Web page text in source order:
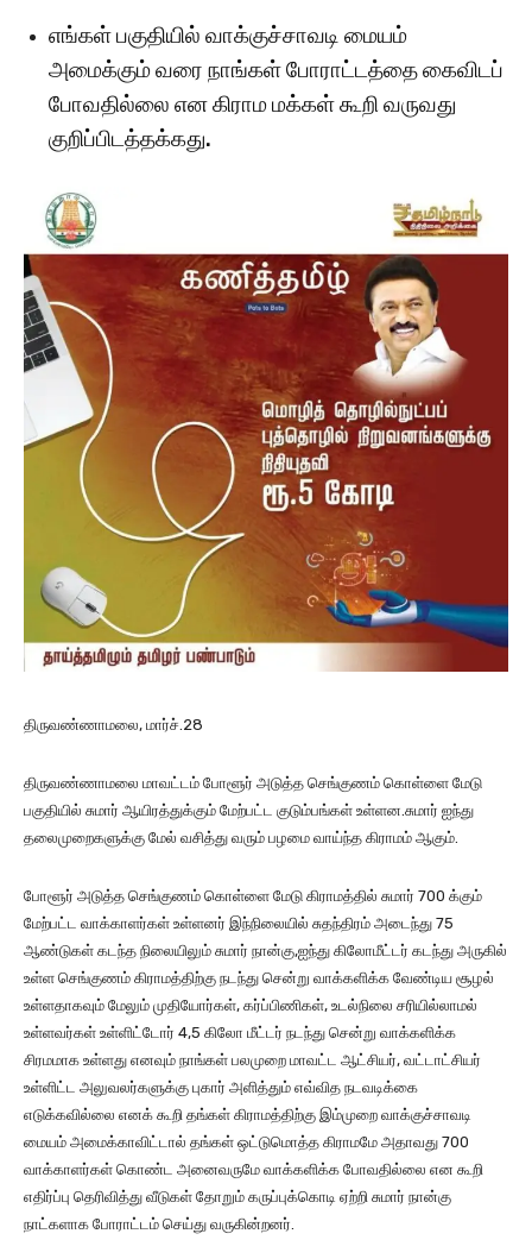
எங்கள் பகுதியில் வாக்குச்சாவடி மையம்
அமைக்கும் வரை நாங்கள் போராட்டத்தை கைவிடப்
போவதில்லை என கிராம மக்கள் கூறி வருவது
குறிப்பிடத்தக்கது.
திருவண்ணாமலை, மார்ச்.28
திருவண்ணாமலை மாவட்டம் போளூர் அடுத்த செங்குணம் கொள்ளை மேடு
பகுதியில் சுமார் ஆயிரத்துக்கும் மேற்பட்ட குடும்பங்கள் உள்ளன.சுமார் ஐந்து
தலைமுறைகளுக்கு மேல் வசித்து வரும் பழமை வாய்ந்த கிராமம் ஆகும்.
போளூர் அடுத்த செங்குணம் கொள்ளை மேடு கிராமத்தில் சுமார் 700 க்கும்
மேற்பட்ட வாக்காளர்கள் உள்ளனர் இந்நிலையில் சுதந்திரம் அடைந்து 75
ஆண்டுகள் கடந்த நிலையிலும் சுமார் நான்கு,ஐந்து கிலோமீட்டர் கடந்து அருகில்
உள்ள செங்குணம் கிராமத்திற்கு நடந்து சென்று வாக்களிக்க வேண்டிய சூழல்
உள்ளதாகவும் மேலும் முதியோர்கள், கர்ப்பிணிகள், உடல்நிலை சரியில்லாமல்
உள்ளவர்கள் உள்ளிட்டோர் 4,5 கிலோ மீட்டர் நடந்து சென்று வாக்களிக்க
சிரமமாக உள்ளது எனவும் நாங்கள் பலமுறை மாவட்ட ஆட்சியர், வட்டாட்சியர்
உள்ளிட்ட அலுவலர்களுக்கு புகார் அளித்தும் எவ்வித நடவடிக்கை
எடுக்கவில்லை எனக் கூறி தங்கள் கிராமத்திற்கு இம்முறை வாக்குச்சாவடி
மையம் அமைக்காவிட்டால் தங்கள் ஒட்டுமொத்த கிராமமே அதாவது 700
வாக்காளர்கள் கொண்ட அனைவருமே வாக்களிக்க போவதில்லை என கூறி
எதிர்ப்பு தெரிவித்து வீடுகள் தோறும் கருப்புக்கொடி ஏற்றி சுமார் நான்கு
நாட்களாக போராட்டம் செய்து வருகின்றனர்.